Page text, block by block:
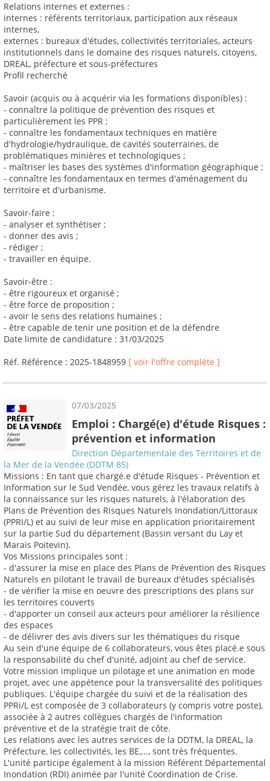
Relations internes et externes :
internes : référents territoriaux, participation aux réseaux
internes,
externes : bureaux d'études, collectivités territoriales, acteurs
institutionnels dans le domaine des risques naturels, citoyens,
DREAL, préfecture et sous-préfectures
Profil recherché
Savoir (acquis ou à acquérir via les formations disponibles) :
- connaître la politique de prévention des risques et
particulièrement les PPR ;
- connaître les fondamentaux techniques en matière
d'hydrologie/hydraulique, de cavités souterraines, de
problématiques minières et technologiques ;
- maîtriser les bases des systèmes d'information géographique ;
- connaître les fondamentaux en termes d'aménagement du
territoire et d'urbanisme.
Savoir-faire :
- analyser et synthétiser ;
- donner des avis ;
- rédiger ;
- travailler en équipe.
Savoir-être :
- être rigoureux et organisé ;
- être force de proposition ;
- avoir le sens des relations humaines ;
- être capable de tenir une position et de la défendre
Date limite de candidature : 31/03/2025
Réf. Référence : 2025-1848959 [ voir l'offre complète ]
07/03/2025
Emploi : Chargé(e) d'étude Risques :
prévention et information
Direction Départementale des Territoires et de
la Mer de la Vendée (DDTM 85)
Missions : En tant que chargé.e d'étude Risques - Prévention et
Information sur le Sud Vendée, vous gérez les travaux relatifs à
la connaissance sur les risques naturels, à l'élaboration des
Plans de Prévention des Risques Naturels Inondation/Littoraux
(PPRI/L) et au suivi de leur mise en application prioritairement
sur la partie Sud du département (Bassin versant du Lay et
Marais Poitevin).
Vos Missions principales sont :
- d'assurer la mise en place des Plans de Prévention des Risques
Naturels en pilotant le travail de bureaux d'études spécialisés
- de vérifier la mise en oeuvre des prescriptions des plans sur
les territoires couverts
- d'apporter un conseil aux acteurs pour améliorer la résilience
des espaces
- de délivrer des avis divers sur les thématiques du risque
Au sein d'une équipe de 6 collaborateurs, vous êtes placé.e sous
la responsabilité du chef d'unité, adjoint au chef de service.
Votre mission implique un pilotage et une animation en mode
projet, avec une appétence pour la transversalité des politiques
publiques. L'équipe chargée du suivi et de la réalisation des
PPRi/L est composée de 3 collaborateurs (y compris votre poste),
associée à 2 autres collègues chargés de l'information
préventive et de la stratégie trait de côte.
Les relations avec les autres services de la DDTM, la DREAL, la
Préfecture, les collectivités, les BE,..., sont très fréquentes.
L'unité participe également à la mission Référent Départemental
Inondation (RDI) animée par l'unité Coordination de Crise.